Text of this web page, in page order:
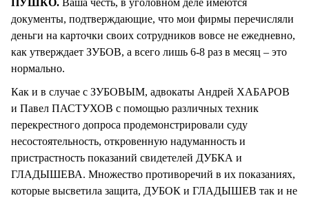
документы, подтверждающие, что мои фирмы перечисляли
деньги на карточки своих сотрудников вовсе не ежедневно,
как утверждает ЗУБОВ, а всего лишь 6-8 раз в месяц – это
нормально.
Как и в случае с ЗУБОВЫМ, адвокаты Андрей ХАБАРОВ
и Павел ПАСТУХОВ с помощью различных техник
перекрестного допроса продемонстрировали суду
несостоятельность, откровенную надуманность и
пристрастность показаний свидетелей ДУБКА и
ГЛАДЫШЕВА. Множество противоречий в их показаниях,
которые высветила защита, ДУБОК и ГЛАДЫШЕВ так и не